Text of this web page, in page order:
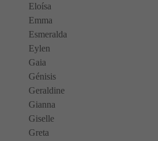
Eloísa
Emma
Esmeralda
Eylen
Gaia
Génisis
Geraldine
Gianna
Giselle
Greta